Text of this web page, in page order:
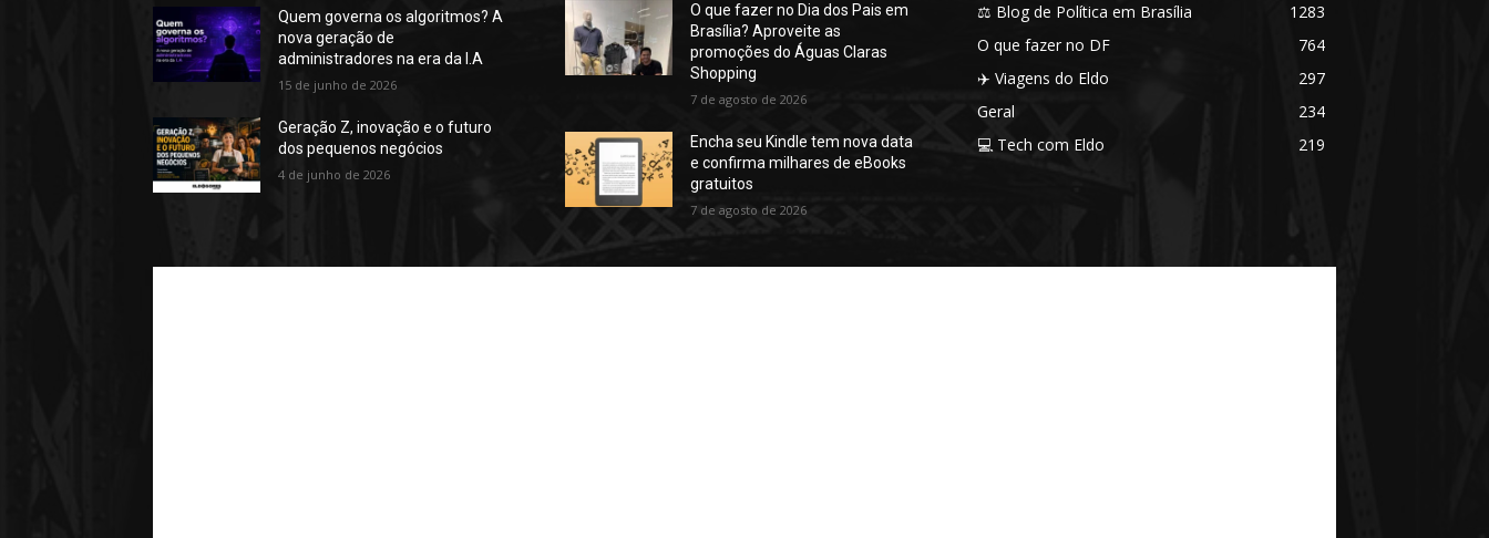
Quem governa os algoritmos? A
nova geração de
administradores na era da I.A
15 de junho de 2026
Geração Z, inovação e o futuro
dos pequenos negócios
4 de junho de 2026
O que fazer no Dia dos Pais em
Brasília? Aproveite as
promoções do Águas Claras
Shopping
7 de agosto de 2026
Encha seu Kindle tem nova data
e confirma milhares de eBooks
gratuitos
7 de agosto de 2026
⚖️ Blog de Política em Brasília
1283
O que fazer no DF
764
✈️ Viagens do Eldo
297
Geral
234
💻 Tech com Eldo
219